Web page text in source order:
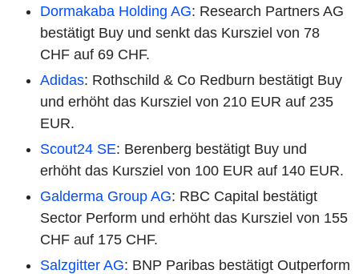
Dormakaba Holding AG: Research Partners AG
bestätigt Buy und senkt das Kursziel von 78
CHF auf 69 CHF.
Adidas: Rothschild & Co Redburn bestätigt Buy
und erhöht das Kursziel von 210 EUR auf 235
EUR.
Scout24 SE: Berenberg bestätigt Buy und
erhöht das Kursziel von 100 EUR auf 140 EUR.
Galderma Group AG: RBC Capital bestätigt
Sector Perform und erhöht das Kursziel von 155
CHF auf 175 CHF.
Salzgitter AG: BNP Paribas bestätigt Outperform